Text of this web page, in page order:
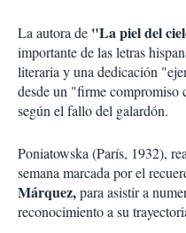
La autora de "La piel del
importante de las letras
literaria y una dedicación
desde un "firme compromiso
según el fallo del galardón.
Poniatowska (París, 1932),
semana marcada por el
Márquez,para asistir a
reconocimiento a su